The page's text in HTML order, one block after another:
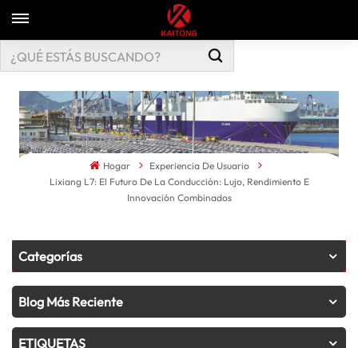
Hogar
Experiencia De Usuario
Lixiang L7: El Futuro De La Conducción: Lujo, Rendimiento E
Innovación Combinados
Categorías
Blog Más Reciente
ETIQUETAS